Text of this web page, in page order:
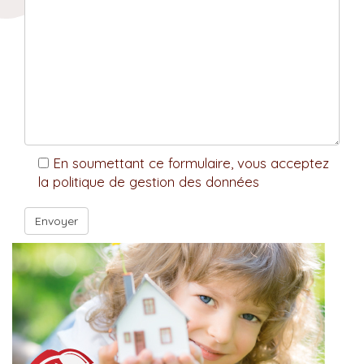
En soumettant ce formulaire, vous acceptez
la politique de gestion des données